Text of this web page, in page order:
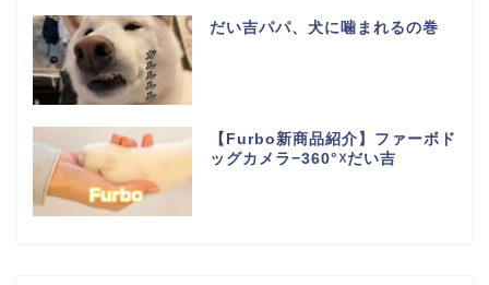
だい吉パパ、犬に噛まれるの巻
【Furbo新商品紹介】ファーボド
ッグカメラ−360°☓だい吉